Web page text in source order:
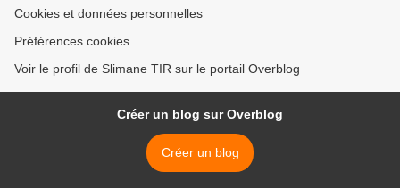
Cookies et données personnelles
Préférences cookies
Voir le profil de Slimane TIR sur le portail Overblog
Créer un blog sur Overblog
Créer un blog